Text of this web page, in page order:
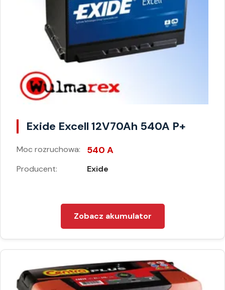
Exide Excell 12V70Ah 540A P+
Moc rozruchowa: 540 A
Producent: Exide
Zobacz akumulator